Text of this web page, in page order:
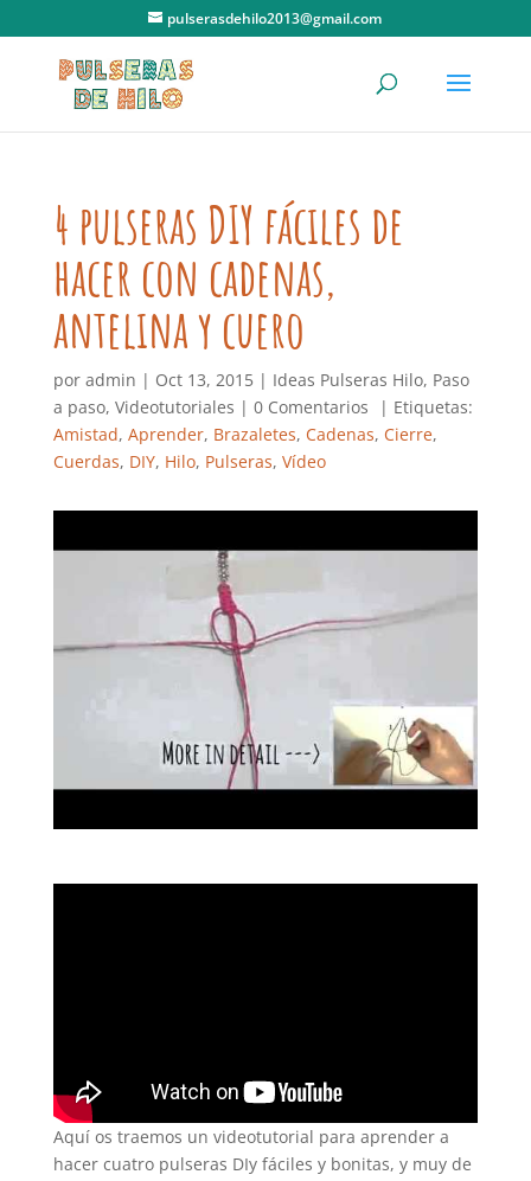
pulserasdehilo2013@gmail.com
4 pulseras DIY fáciles de
hacer con cadenas,
antelina y cuero
por admin | Oct 13, 2015| Ideas Pulseras Hilo, Paso
a paso, Videotutoriales | 0 Comentarios
| Etiquetas:
Amistad, Aprender, Brazaletes, Cadenas, Cierre,
Cuerdas, DIY, Hilo, Pulseras, Vídeo
Aquí os traemos un videotutorial para aprender a
hacer cuatro pulseras DIy fáciles y bonitas, y muy de